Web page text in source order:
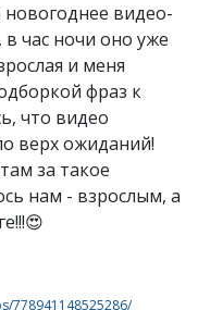
новогоднее видео-
час ночи оно уже
и меня
фраз к
что видео
верх ожиданий!
за такое
нам - взрослым, а
778941148525286/